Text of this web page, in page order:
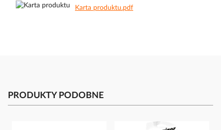
Karta produktu.pdf
PRODUKTY PODOBNE